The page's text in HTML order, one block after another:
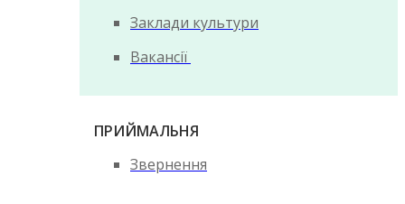
Заклади культури
Вакансії
ПРИЙМАЛЬНЯ
Звернення